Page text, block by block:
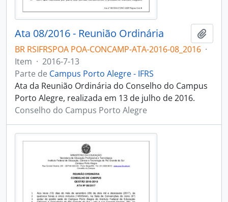
Ata 08/2016 - Reunião Ordinária
BR RSIFRSPOA POA-CONCAMP-ATA-2016-08_2016 ·
Item · 2016-7-13
Parte de Campus Porto Alegre - IFRS
Ata da Reunião Ordinária do Conselho do Campus
Porto Alegre, realizada em 13 de julho de 2016.
Conselho do Campus Porto Alegre